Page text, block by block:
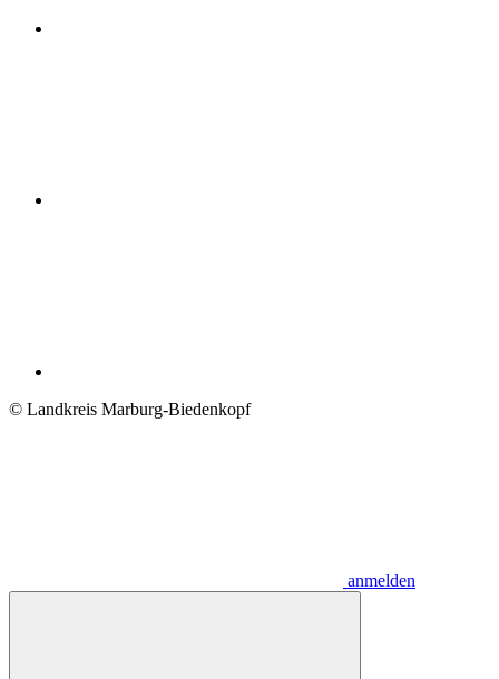
© Landkreis Marburg-Biedenkopf
anmelden